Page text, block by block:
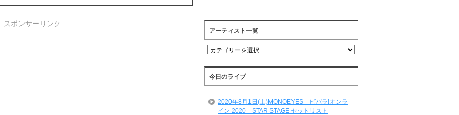
スポンサーリンク
アーティスト一覧
ア
テ
ィ
ス
一
今日のライブ
2020年8月1日(土)MONOEYES「ビバラ!オンラ
イン 2020」STAR STAGE セットリスト